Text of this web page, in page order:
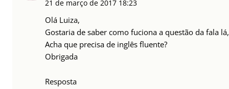
21 de março de 2017 18:23
Olá Luiza,
Gostaria de saber como fuciona a questão da fala
Acha que precisa de inglês fluente?
Obrigada
Resposta